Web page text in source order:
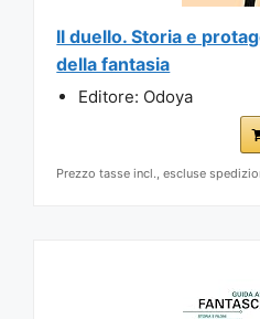
Il duello. Storia e
della fantasia
Editore: Odoya
Prezzo tasse incl., escluse